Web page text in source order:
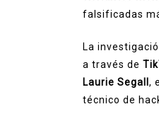
falsificadas
La
a través de
Laurie Segall ,
técnico de